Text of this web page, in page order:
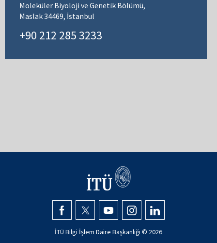
Moleküler Biyoloji ve Genetik Bölümü,
Maslak 34469, İstanbul
+90 212 285 3233
İTÜ Bilgi İşlem Daire Başkanlığı © 2026